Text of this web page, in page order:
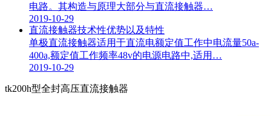
电路。其构造与原理大部分与直流接触器…
2019-10-29
直流接触器技术性优势以及特性
单极直流接触器适用于直流电额定值工作中电流量50a-
400a,额定值工作频率48v的电源电路中,适用…
2019-10-29
tk200h型全封高压直流接触器